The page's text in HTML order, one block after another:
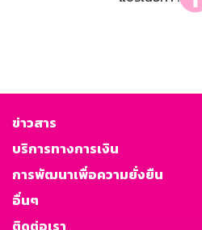
ข่าวสาร
บริการทางการเงิน
การพัฒนาเพื่อความยั่งยืน
อื่นๆ